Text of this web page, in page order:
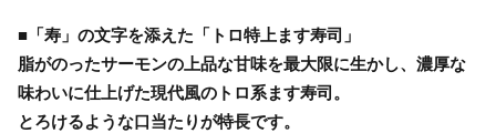
■「寿」の文字を添えた「トロ特上ます寿司」
脂がのったサーモンの上品な甘味を最大限に生かし、濃厚な
味わいに仕上げた現代風のトロ系ます寿司。
とろけるような口当たりが特長です。